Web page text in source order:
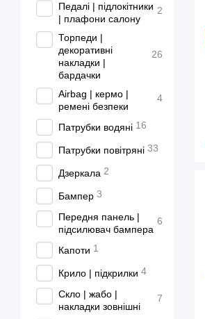
Педалі | підлокітники
| плафони салону
2
Торпеди |
декоративні
накладки |
бардачки
26
Airbag | кермо |
ремені безпеки
4
Патрубки водяні 16
Патрубки повітряні 33
Дзеркала 2
Бампер 3
Передня панель |
підсилювач бампера
6
Капоти 1
Крило | підкрилки 4
Скло | жабо |
накладки зовнішні
7